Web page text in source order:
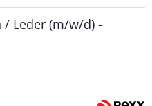
/ Leder (m/w/d) -